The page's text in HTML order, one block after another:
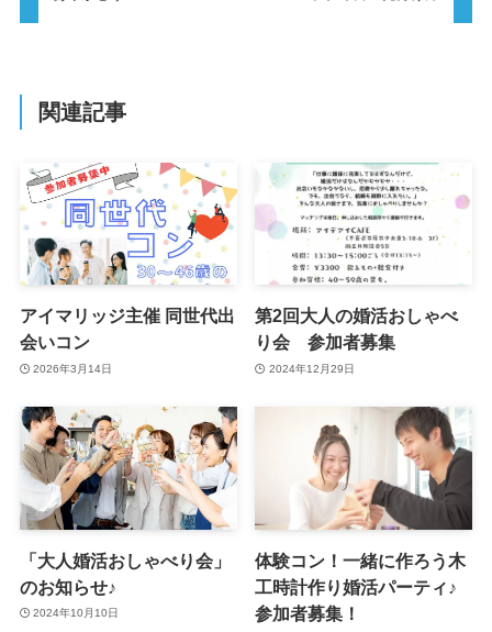
関連記事
アイマリッジ主催 同世代出
会いコン
2026年3月14日
第2回大人の婚活おしゃべ
り会 参加者募集
2024年12月29日
「大人婚活おしゃべり会」
のお知らせ♪
2024年10月10日
体験コン！一緒に作ろう木
工時計作り婚活パーティ♪
参加者募集！